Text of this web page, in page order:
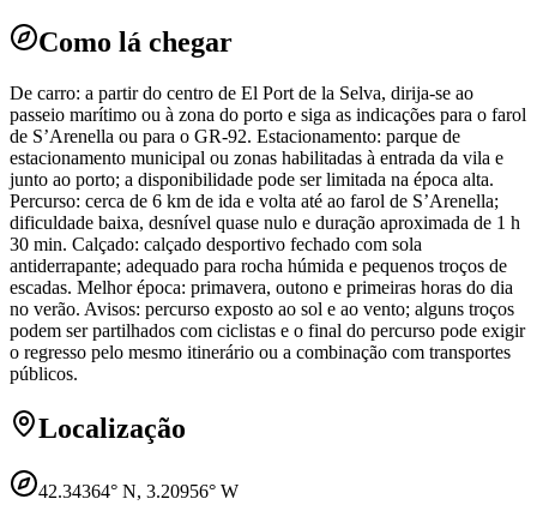
Como lá chegar
De carro: a partir do centro de El Port de la Selva, dirija-se ao
passeio marítimo ou à zona do porto e siga as indicações para o farol
de S’Arenella ou para o GR-92. Estacionamento: parque de
estacionamento municipal ou zonas habilitadas à entrada da vila e
junto ao porto; a disponibilidade pode ser limitada na época alta.
Percurso: cerca de 6 km de ida e volta até ao farol de S’Arenella;
dificuldade baixa, desnível quase nulo e duração aproximada de 1 h
30 min. Calçado: calçado desportivo fechado com sola
antiderrapante; adequado para rocha húmida e pequenos troços de
escadas. Melhor época: primavera, outono e primeiras horas do dia
no verão. Avisos: percurso exposto ao sol e ao vento; alguns troços
podem ser partilhados com ciclistas e o final do percurso pode exigir
o regresso pelo mesmo itinerário ou a combinação com transportes
públicos.
Localização
42.34364° N, 3.20956° W